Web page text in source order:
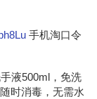
手机淘口令
液500ml，免洗
时消毒，无需水